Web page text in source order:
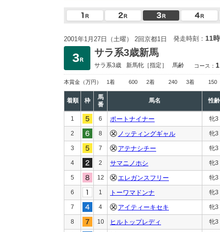
2001年1月27日（土曜） 2回京都1日 発走時刻： 11
サラ系3歳新馬
サラ系3歳 新馬牝［指定］ 馬齢 コース：
本賞金 （万円） 1着 600 2着 240 3着 150
着順 枠
馬
番
馬名 性齢
1 6 ポートナイナー 牝3
2 8 ノッティングギャル 牝3
3 7 アテナシチー 牝3
4 2 サマニノホシ 牝3
5 12 エレガンスフリー 牝3
6 1 トーワマドンナ 牝3
7 4 アイティーキセキ 牝3
8 10 ヒルトップレディ 牝3